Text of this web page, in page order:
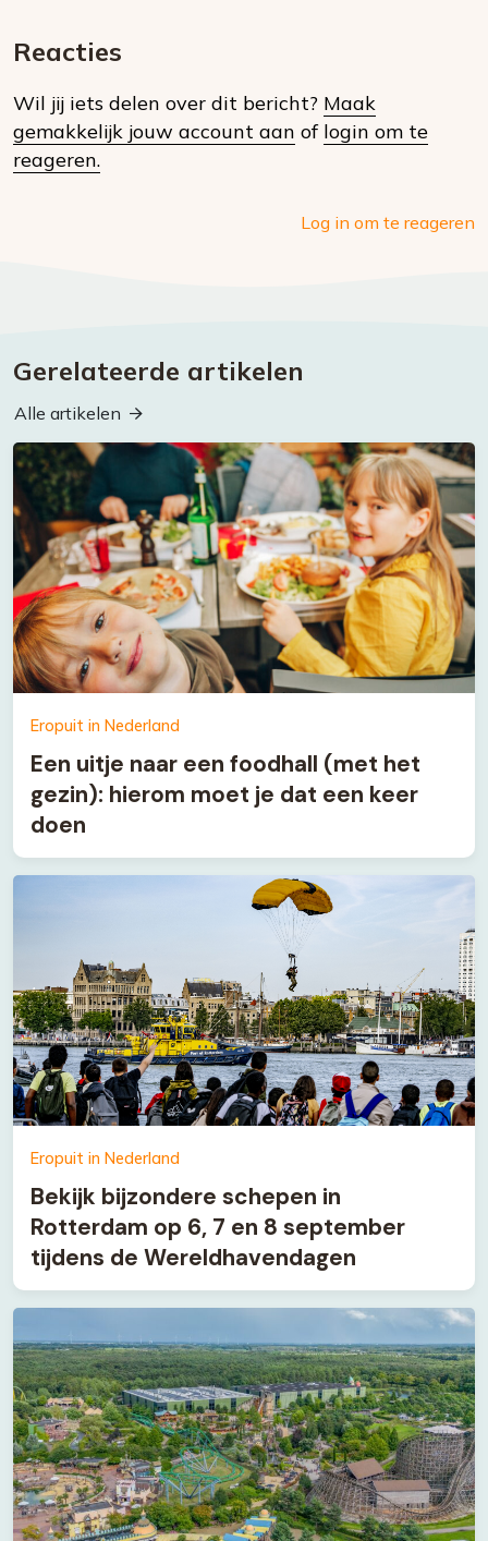
social
Reacties
Wil jij iets delen over dit bericht? Maak
gemakkelijk jouw account aan of login om te
reageren.
Log in om te reageren
Gerelateerde artikelen
Alle artikelen
Eropuit in Nederland
Een uitje naar een foodhall (met het
gezin): hierom moet je dat een keer
doen
Eropuit in Nederland
Bekijk bijzondere schepen in
Rotterdam op 6, 7 en 8 september
tijdens de Wereldhavendagen